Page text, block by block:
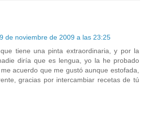
de noviembre de 2009 a las 23:25
tiene una pinta extraordinaria, y por la
diría que es lengua, yo la he probado
acuerdo que me gustó aunque estofada,
gracias por intercambiar recetas de tú